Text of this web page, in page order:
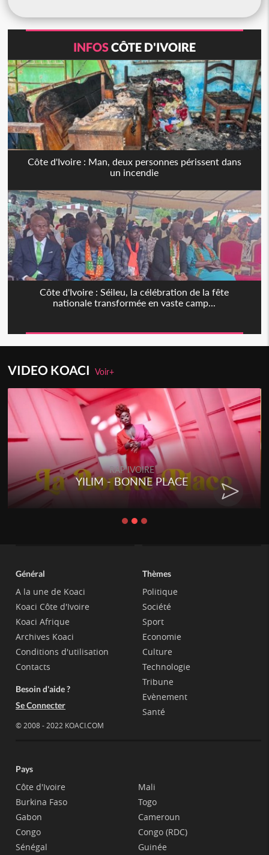
INFOSCÔTE D'IVOIRE
Côte d'Ivoire : Man, deux personnes périssent dans
un incendie
Côte d'Ivoire : Séileu, la célébration de la fête
nationale transformée en vaste camp...
VIDEO KOACIVoir+
RAP IVOIRE
YILIM - BONNE PLACE
Général
A la une de Koaci
Koaci Côte d'Ivoire
Koaci Afrique
Archives Koaci
Conditions d'utilisation
Contacts
Besoin d'aide ?
Se Connecter
© 2008 - 2022 KOACI.COM
Thèmes
Politique
Société
Sport
Economie
Culture
Technologie
Tribune
Evènement
Santé
Pays
Côte d'Ivoire
Burkina Faso
Gabon
Congo
Sénégal
Mali
Togo
Cameroun
Congo (RDC)
Guinée